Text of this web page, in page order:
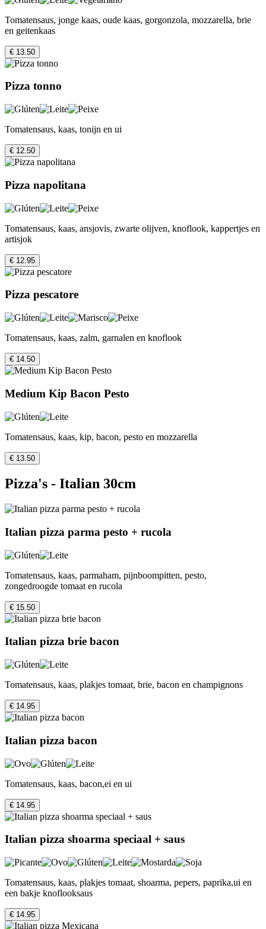
Tomatensaus, jonge kaas, oude kaas, gorgonzola, mozzarella, brie
en geitenkaas
€ 13.50
Pizza tonno
Tomatensaus, kaas, tonijn en ui
€ 12.50
Pizza napolitana
Tomatensaus, kaas, ansjovis, zwarte olijven, knoflook, kappertjes en
artisjok
€ 12.95
Pizza pescatore
Tomatensaus, kaas, zalm, garnalen en knoflook
€ 14.50
Medium Kip Bacon Pesto
Tomatensaus, kaas, kip, bacon, pesto en mozzarella
€ 13.50
Pizza's - Italian 30cm
Italian pizza parma pesto + rucola
Tomatensaus, kaas, parmaham, pijnboompitten, pesto,
zongedroogde tomaat en rucola
€ 15.50
Italian pizza brie bacon
Tomatensaus, kaas, plakjes tomaat, brie, bacon en champignons
€ 14.95
Italian pizza bacon
Tomatensaus, kaas, bacon,ei en ui
€ 14.95
Italian pizza shoarma speciaal + saus
Tomatensaus, kaas, plakjes tomaat, shoarma, pepers, paprika,ui en
een bakje knoflooksaus
€ 14.95